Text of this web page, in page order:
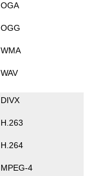
OGA
OGG
WMA
WAV
DIVX
H.263
H.264
MPEG-4